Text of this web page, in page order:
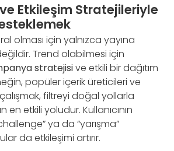
Etkileşim Stratejileriyle
olması için yalnızca yayına
Trend olabilmesi için
stratejisive etkili bir dağıtım
popüler içerik üreticileri ve
çalışmak, filtreyi doğal yollarla
en etkili yoludur. Kullanıcının
ya da “yarışma”
da etkileşimi artırır.